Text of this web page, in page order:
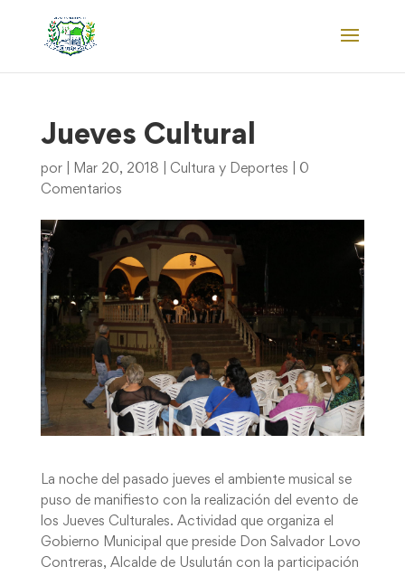
Jueves Cultural
por Mar 20, 2018 Cultura y Deportes
0
Comentarios
La noche del pasado jueves el ambiente musical se
puso de manifiesto con la realización del evento de
los Jueves Culturales. Actividad que organiza el
Gobierno Municipal que preside Don Salvador Lovo
Contreras, Alcalde de Usulután con la participación